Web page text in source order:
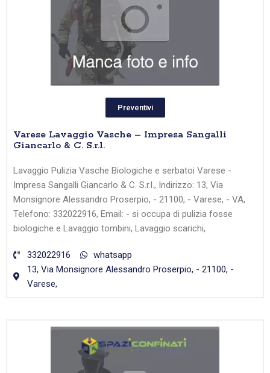
Preventivi
Varese Lavaggio Vasche – Impresa Sangalli
Giancarlo & C. S.r.l.
Lavaggio Pulizia Vasche Biologiche e serbatoi Varese -
Impresa Sangalli Giancarlo & C. S.r.l., Indirizzo: 13, Via
Monsignore Alessandro Proserpio, - 21100, - Varese, - VA,
Telefono: 332022916, Email: - si occupa di pulizia fosse
biologiche e Lavaggio tombini, Lavaggio scarichi,
332022916
whatsapp
13, Via Monsignore Alessandro Proserpio, - 21100, -
Varese,